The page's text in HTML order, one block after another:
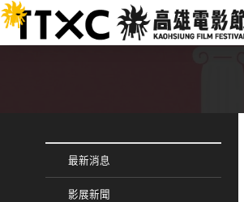
跳
到
主
:::
最新消息
影展新聞